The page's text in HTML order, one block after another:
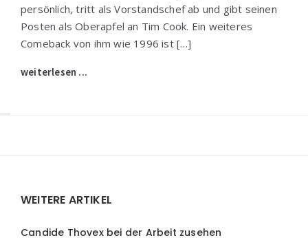
persönlich, tritt als Vorstandschef ab und gibt seinen
Posten als Oberapfel an Tim Cook. Ein weiteres
Comeback von ihm wie 1996 ist […]
weiterlesen ...
WEITERE ARTIKEL
Candide Thovex bei der Arbeit zusehen